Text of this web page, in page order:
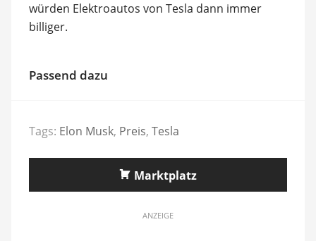
würden Elektroautos von Tesla dann immer
billiger.
Passend dazu
Tags: Elon Musk, Preis, Tesla
Marktplatz
ANZEIGE